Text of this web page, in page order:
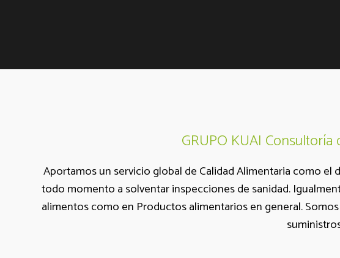
GRUPO KUAI Consultoría
Aportamos un servicio global de Calidad Alimentaria como el
todo momento a solventar inspecciones de sanidad.
alimentos como en Productos alimentarios en general.